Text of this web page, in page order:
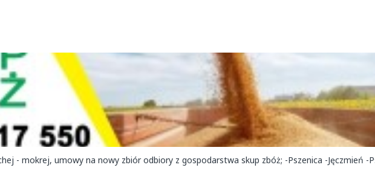
- mokrej, umowy na nowy zbiór odbiory z gospodarstwa skup zbóż; -Pszenica -Jęczmień -